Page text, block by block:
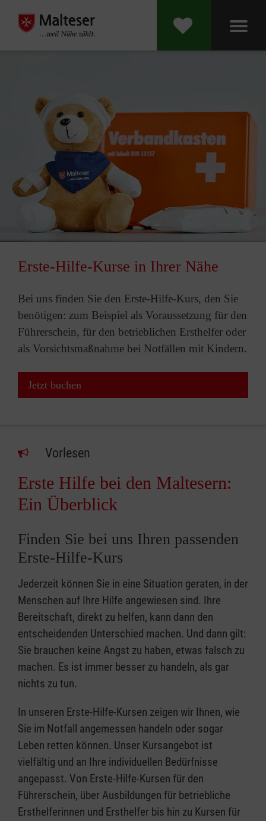
Erste-Hilfe-Kurse in Ihrer Nähe
Bei uns finden Sie den Erste-Hilfe-Kurs, den Sie
benötigen: zum Beispiel als Voraussetzung für den
Führerschein, für den betrieblichen Ersthelfer oder
als Vorsichtsmaßnahme bei Notfällen mit Kindern.
Jetzt buchen
Vorlesen
Erste Hilfe bei den Maltesern:
Ein Überblick
Finden Sie bei uns Ihren passenden
Erste-Hilfe-Kurs
Jederzeit können Sie in eine Situation geraten, in der
Menschen auf Ihre Hilfe angewiesen sind. Ihre
Bereitschaft, direkt zu helfen, kann dann den
entscheidenden Unterschied machen. Und dann gilt:
Sie brauchen keine Angst zu haben, etwas falsch zu
machen. Es ist immer besser zu handeln, als gar
nichts zu tun.
In unseren Erste-Hilfe-Kursen zeigen wir Ihnen, wie
Sie im Notfall angemessen handeln oder sogar
Leben retten können. Unser Kursangebot ist
vielfältig und an Ihre individuellen Bedürfnisse
angepasst. Von Erste-Hilfe-Kursen für den
Führerschein, über Ausbildungen für betriebliche
Ersthelferinnen und Ersthelfer bis hin zu Kursen für